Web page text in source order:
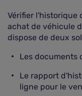
Vérifier l'historique
achat de véhicule
dispose de deux
Les documents
Le rapport
ligne pour le